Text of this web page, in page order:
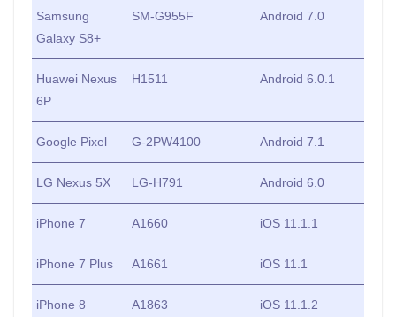
Samsung
Galaxy S8+
SM-G955F Android 7.0
Huawei Nexus
6P
H1511 Android 6.0.1
Google Pixel G-2PW4100 Android 7.1
LG Nexus 5X LG-H791 Android 6.0
iPhone 7 A1660 iOS 11.1.1
iPhone 7 Plus A1661 iOS 11.1
iPhone 8 A1863 iOS 11.1.2